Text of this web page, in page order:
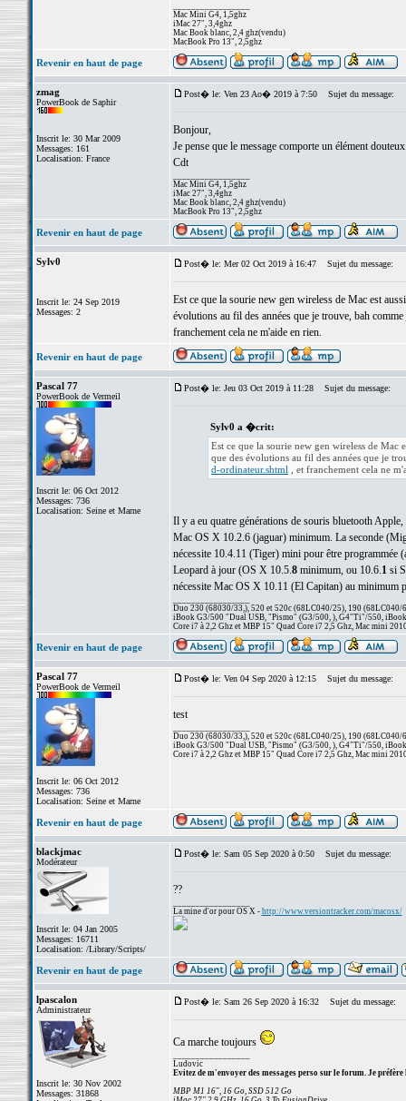
Mac Mini G4, 1,5ghz
iMac 27", 3,4ghz
Mac Book blanc, 2,4 ghz(vendu)
MacBook Pro 13", 2,5ghz
Revenir en haut de page
zmag
PowerBook de Saphir
Inscrit le: 30 Mar 2009
Messages: 161
Localisation: France
Post� le: Ven 23 Ao� 2019 à 7:50 Sujet du message:
Bonjour,
Je pense que le message comporte un élément
Cdt
Mac Mini G4, 1,5ghz
iMac 27", 3,4ghz
Mac Book blanc, 2,4 ghz(vendu)
MacBook Pro 13", 2,5ghz
Revenir en haut de page
Sylv0
Inscrit le: 24 Sep 2019
Messages: 2
Post� le: Mer 02 Oct 2019 à 16:47 Sujet du message:
Est ce que la sourie new gen wireless de Mac est
évolutions au fil des années que je trouve, bah comme
franchement cela ne m'aide en rien.
Revenir en haut de page
Pascal 77
PowerBook de Vermeil
Inscrit le: 06 Oct 2012
Messages: 736
Localisation: Seine et Marne
Post� le: Jeu 03 Oct 2019 à 11:28 Sujet du message:
Sylv0 a �crit:
Est ce que la sourie new gen wireless de Mac
que des évolutions au fil des années que je
d-ordinateur.shtml , et franchement cela ne
Il y a eu quatre générations de souris bluetooth
Mac OS X 10.2.6 (jaguar) minimum. La seconde
nécessite 10.4.11 (Tiger) mini pour être
Leopard à jour (OS X 10.5.8minimum, ou 10.6.1si
nécessite Mac OS X 10.11 (El Capitan) au minimum
Duo 230 (68030/33,), 520 et 520c (68LC040/25), 190 (68LC040/
iBook G3/500 "Dual USB, "Pismo" (G3/500, ), G4"Ti"/550,
Core i7 à 2,2 Ghz et MBP 15" Quad Core i7 2,5 Ghz, Mac mini
Revenir en haut de page
Pascal 77
PowerBook de Vermeil
Inscrit le: 06 Oct 2012
Messages: 736
Localisation: Seine et Marne
Post� le: Ven 04 Sep 2020 à 12:15 Sujet du message:
test
Duo 230 (68030/33,), 520 et 520c (68LC040/25), 190 (68LC040/
iBook G3/500 "Dual USB, "Pismo" (G3/500, ), G4"Ti"/550,
Core i7 à 2,2 Ghz et MBP 15" Quad Core i7 2,5 Ghz, Mac mini
Revenir en haut de page
blackjmac
Modérateur
Inscrit le: 04 Jan 2005
Messages: 16711
Localisation: /Library/Scripts/
Post� le: Sam 05 Sep 2020 à 0:50 Sujet du message:
??
La mine d'or pour OS X - http://www.versiontracker.com/macosx/
Revenir en haut de page
lpascalon
Administrateur
Inscrit le: 30 Nov 2002
Messages: 31868
Post� le: Sam 26 Sep 2020 à 16:32 Sujet du message:
Ca marche toujours
Ludovic
Evitez de m'envoyer des messages perso sur le forum. Je préfère
MBP M1 16", 16 Go, SSD 512 Go